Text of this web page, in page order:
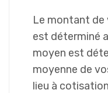
Le montant de
est déterminé
moyen est
moyenne de
lieu à